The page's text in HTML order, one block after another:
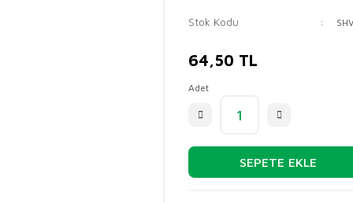
Stok Kodu
64,50 TL
Adet
SEPETE EKLE